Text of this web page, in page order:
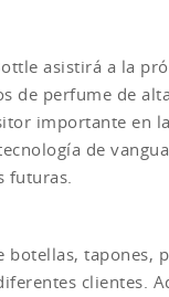
asistirá a la
de perfume de
importante en
de
futuras.
tapones,
clientes.